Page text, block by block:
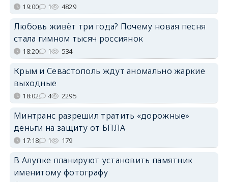
19:00 1 4829
Любовь живёт три года? Почему новая песня
стала гимном тысяч россиянок
18:20 1 534
Крым и Севастополь ждут аномально жаркие
выходные
18:02 4 2295
Минтранс разрешил тратить «дорожные»
деньги на защиту от БПЛА
17:18 1 179
В Алупке планируют установить памятник
именитому фотографу